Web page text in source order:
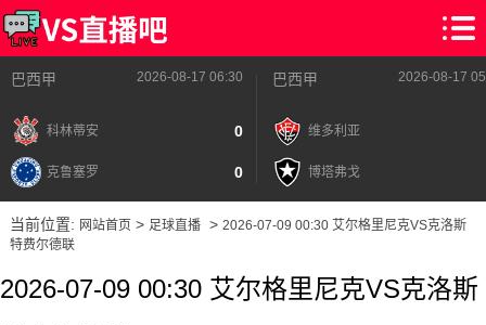
巴西甲 2026-08-17 06:30
科林蒂安 0
克鲁塞罗 0
巴西甲 2026-08-17
维多利亚
博塔弗戈
当前位置: 网站首页> 足球直播> 2026-07-09 00:30 艾尔格里尼克VS克洛斯
特费尔德联
2026-07-09 00:30 艾尔格里尼克VS克洛斯